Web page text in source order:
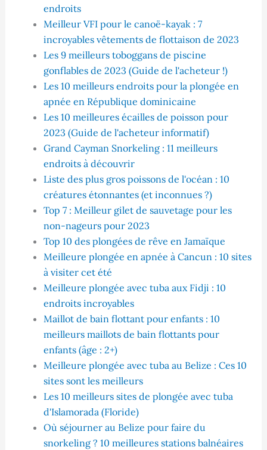
endroits
Meilleur VFI pour le canoë-kayak : 7
incroyables vêtements de flottaison de 2023
Les 9 meilleurs toboggans de piscine
gonflables de 2023 (Guide de l'acheteur !)
Les 10 meilleurs endroits pour la plongée en
apnée en République dominicaine
Les 10 meilleures écailles de poisson pour
2023 (Guide de l'acheteur informatif)
Grand Cayman Snorkeling : 11 meilleurs
endroits à découvrir
Liste des plus gros poissons de l'océan : 10
créatures étonnantes (et inconnues ?)
Top 7 : Meilleur gilet de sauvetage pour les
non-nageurs pour 2023
Top 10 des plongées de rêve en Jamaïque
Meilleure plongée en apnée à Cancun : 10 sites
à visiter cet été
Meilleure plongée avec tuba aux Fidji : 10
endroits incroyables
Maillot de bain flottant pour enfants : 10
meilleurs maillots de bain flottants pour
enfants (âge : 2+)
Meilleure plongée avec tuba au Belize : Ces 10
sites sont les meilleurs
Les 10 meilleurs sites de plongée avec tuba
d'Islamorada (Floride)
Où séjourner au Belize pour faire du
snorkeling ? 10 meilleures stations balnéaires